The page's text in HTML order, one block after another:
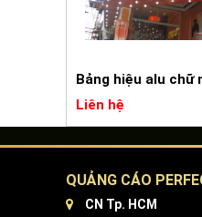
Bảng hiệu alu chữ
Liên hệ
QUẢNG CÁO
CN Tp. HCM